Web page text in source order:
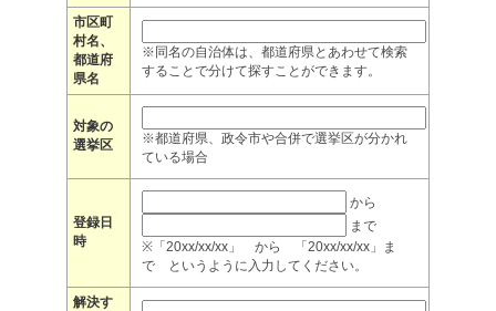
市区町
村名、
都道府
県名
※同名の自治体は、都道府県とあわせて検索
することで分けて探すことができます。
対象の
選挙区
※都道府県、政令市や合併で選挙区が分かれ
ている場合
登録日
時
から
まで
※「20xx/xx/xx」 から 「20xx/xx/xx」ま
で というように入力してください。
解決す